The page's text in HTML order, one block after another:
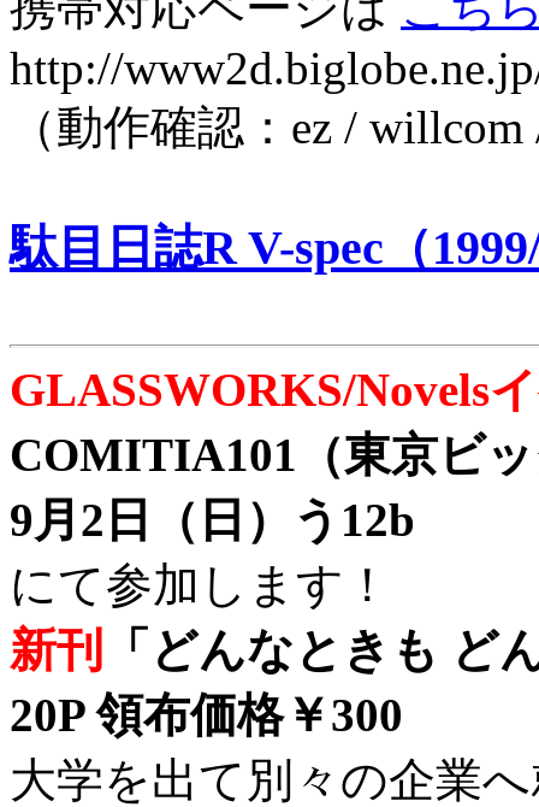
http://
（動作確認：ez /
駄目日誌R V-spec（
GLASSWORKS/Novels
COMITIA101（東京ビ
9月2日（日）う12b
にて参加します！
新刊
「どんなときも ど
20P 領布価格￥300
大学を出て別々の企業